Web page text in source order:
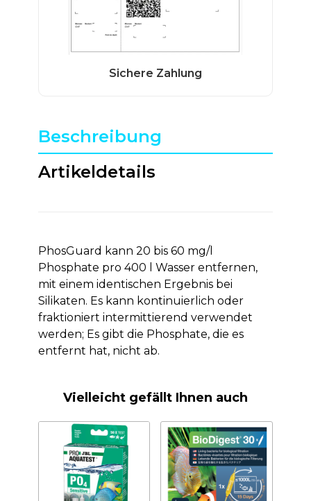
Beschreibung
Artikeldetails
PhosGuard kann 20 bis 60 mg/l
Phosphate pro 400 l Wasser entfernen,
mit einem identischen Ergebnis bei
Silikaten. Es kann kontinuierlich oder
fraktioniert intermittierend verwendet
werden; Es gibt die Phosphate, die es
entfernt hat, nicht ab.
Vielleicht gefällt Ihnen auch